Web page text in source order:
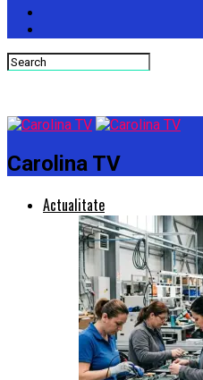
Carolina TV
Actualitate